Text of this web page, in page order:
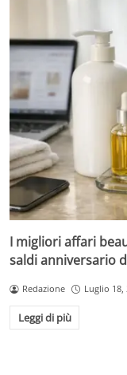
I migliori affari
saldi anniversario
Redazione Luglio 18,
Leggi di più